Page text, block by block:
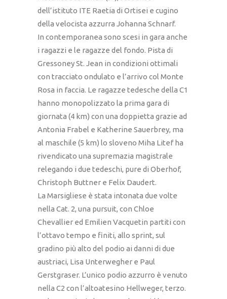
dell’istituto ITE Raetia di Ortisei e cugino
della velocista azzurra Johanna Schnarf.
In contemporanea sono scesi in gara anche
i ragazzi e le ragazze del fondo. Pista di
Gressoney St. Jean in condizioni ottimali
con tracciato ondulato e l’arrivo col Monte
Rosa in faccia. Le ragazze tedesche della C1
hanno monopolizzato la prima gara di
giornata (4 km) con una doppietta grazie ad
Antonia Frabel e Katherine Sauerbrey, ma
al maschile (5 km) lo sloveno Miha Litef ha
rivendicato una supremazia magistrale
relegando i due tedeschi, pure di Oberhof,
Christoph Buttner e Felix Daudert.
La Marsigliese è stata intonata due volte
nella Cat. 2, una pursuit, con Chloe
Chevallier ed Emilien Vacquetin partiti con
l’ottavo tempo e finiti, allo sprint, sul
gradino più alto del podio ai danni di due
austriaci, Lisa Unterwegher e Paul
Gerstgraser. L’unico podio azzurro è venuto
nella C2 con l’altoatesino Hellweger, terzo.